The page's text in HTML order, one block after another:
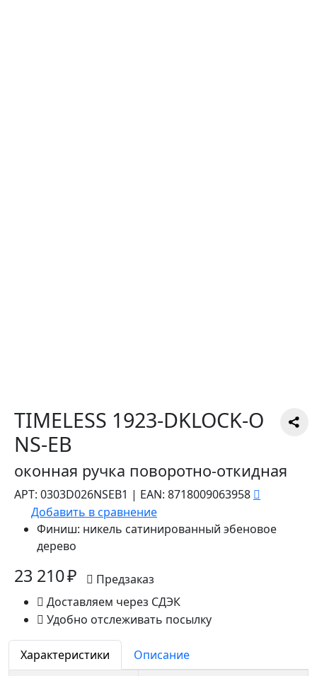
TIMELESS 1923-DKLOCK-O
NS-EB
оконная ручка поворотно-откидная
АРТ: 0303D026NSEB1 | EAN: 8718009063958
Добавить в сравнение
Финиш: никель сатинированный эбеновое
дерево
23 210 ₽
Предзаказ
Доставляем через СДЭК
Удобно отслеживать посылку
Характеристики
Описание